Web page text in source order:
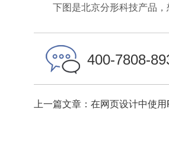
下图是北京分形科技产品，
400-7808-
上一篇文章：在网页设计中使